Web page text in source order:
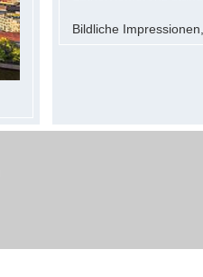
Bildliche